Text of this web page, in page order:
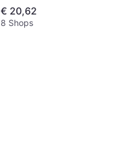
€ 20,62
8 Shops